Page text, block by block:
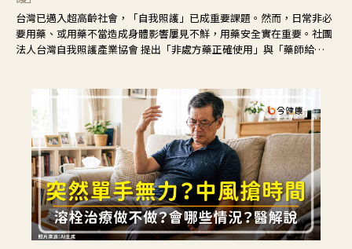
台灣已邁入超高齡社會，「自我照護」已成重要課題。然而，日常非必
要用藥、或用藥不當造成身體影響屢見不鮮，用藥安全實在重要。社團
法人台灣自我照護產業協會 提出「非處方藥正確使用」與「藥師給